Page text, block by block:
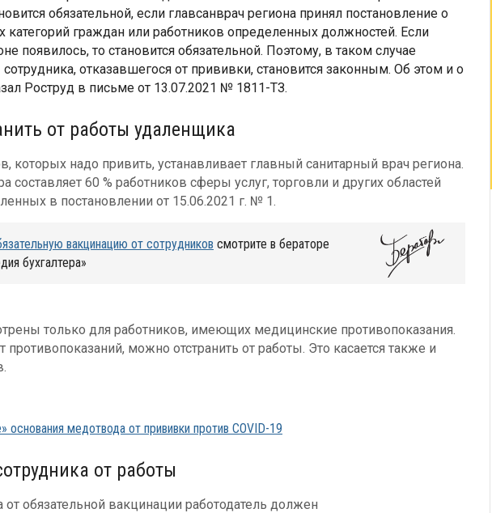
обязательной, если главсанврач региона принял постановление о
категорий граждан или работников определенных должностей. Если
появилось, то становится обязательной. Поэтому, в таком случае
сотрудника, отказавшегося от прививки, становится законным. Об этом и о
Роструд в письме от 13.07.2021 № 1811-ТЗ.
от работы удаленщика
которых надо привить, устанавливает главный санитарный врач региона.
составляет 60 % работников сферы услуг, торговли и других областей
в постановлении от 15.06.2021 г. № 1.
вакцинацию от сотрудников смотрите в бераторе
бухгалтера»
только для работников, имеющих медицинские противопоказания.
противопоказаний, можно отстранить от работы. Это касается также и
основания медотвода от прививки против COVID-19
от работы
от обязательной вакцинации работодатель должен